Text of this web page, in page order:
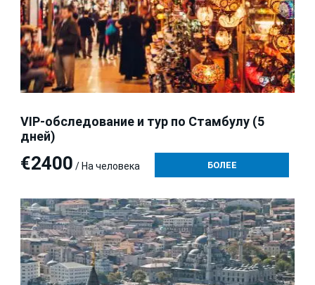
VIP-обследование и тур по Стамбулу (5
дней)
€2400 / На человека БОЛЕЕ